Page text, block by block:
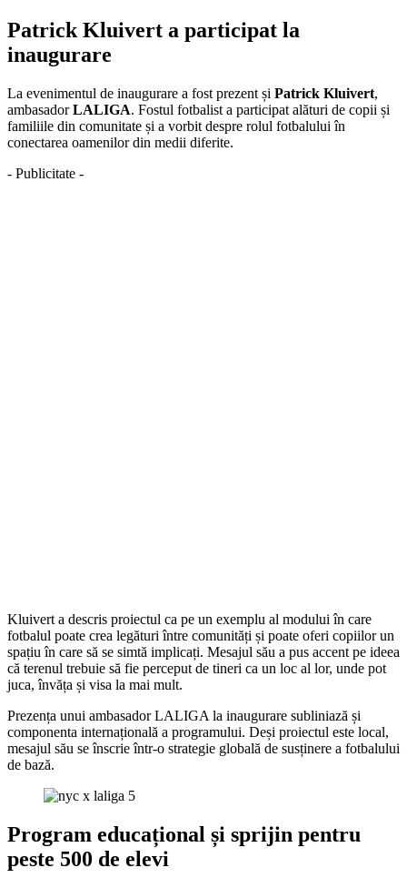
Patrick Kluivert a participat la
inaugurare
La evenimentul de inaugurare a fost prezent și Patrick Kluivert,
ambasadorLALIGA. Fostul fotbalist a participat alături de copii și
familiile din comunitate și a vorbit despre rolul fotbalului în
conectarea oamenilor din medii diferite.
- Publicitate -
Kluivert a descris proiectul ca pe un exemplu al modului în care
fotbalul poate crea legături între comunități și poate oferi copiilor un
spațiu în care să se simtă implicați. Mesajul său a pus accent pe ideea
că terenul trebuie să fie perceput de tineri ca un loc al lor, unde pot
juca, învăța și visa la mai mult.
Prezența unui ambasador LALIGA la inaugurare subliniază și
componenta internațională a programului. Deși proiectul este local,
mesajul său se înscrie într-o strategie globală de susținere a fotbalului
de bază.
Program educațional și sprijin pentru
peste 500 de elevi